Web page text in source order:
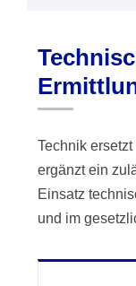
Technik
ergänzt ein
Einsatz
und im